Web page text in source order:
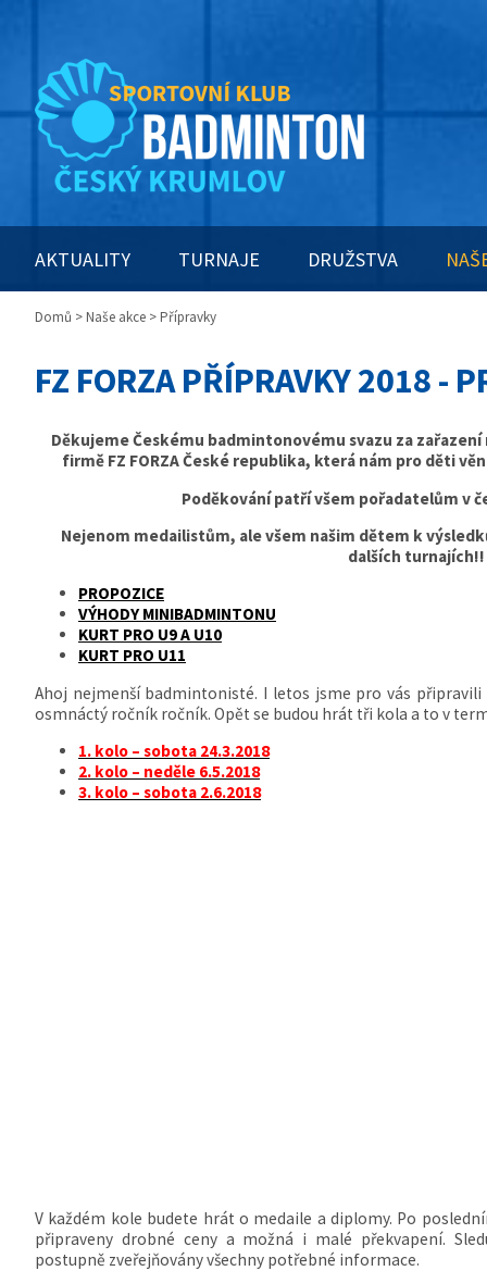
AKTUALITY TURNAJE DRUŽSTVA
Domů > Naše akce > Přípravky
FZ FORZA PŘÍPRAVKY 2018 -
Děkujeme Českému badmintonovému svazu za
firmě FZ FORZA České republika, která nám pro děti
Poděkování patří všem pořadatelům v
Nejenom medailistům, ale všem našim dětem k
dalších turnajích!!
PROPOZICE
VÝHODY MINIBADMINTONU
KURT PRO U9 A U10
KURT PRO U11
Ahoj nejmenší badmintonisté. I letos jsme pro vás
osmnáctý ročník ročník. Opět se budou hrát tři kola a to v
1. kolo – sobota 24.3.2018
2. kolo – neděle 6.5.2018
3. kolo – sobota 2.6.2018
V každém kole budete hrát o medaile a diplomy. Po
připraveny drobné ceny a možná i malé překvapení.
postupně zveřejňovány všechny potřebné informace.